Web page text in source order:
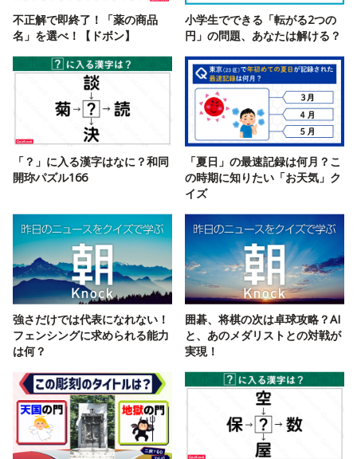
不正解で即終了！「薬の商品
名」を選べ！【ドボン】
小学生でできる「転がる2つの
円」の問題、あなたは解ける？
「？」に入る漢字はなに？和同
開珎パズル166
「夏日」の最速記録は何月？こ
の時期に知りたい「お天気」ク
イズ
強さだけでは代表になれない！
フェンシングに求められる能力
は何？
囲碁、将棋の次は卓球攻略？AI
と、あのメダリストとの対戦が
実現！